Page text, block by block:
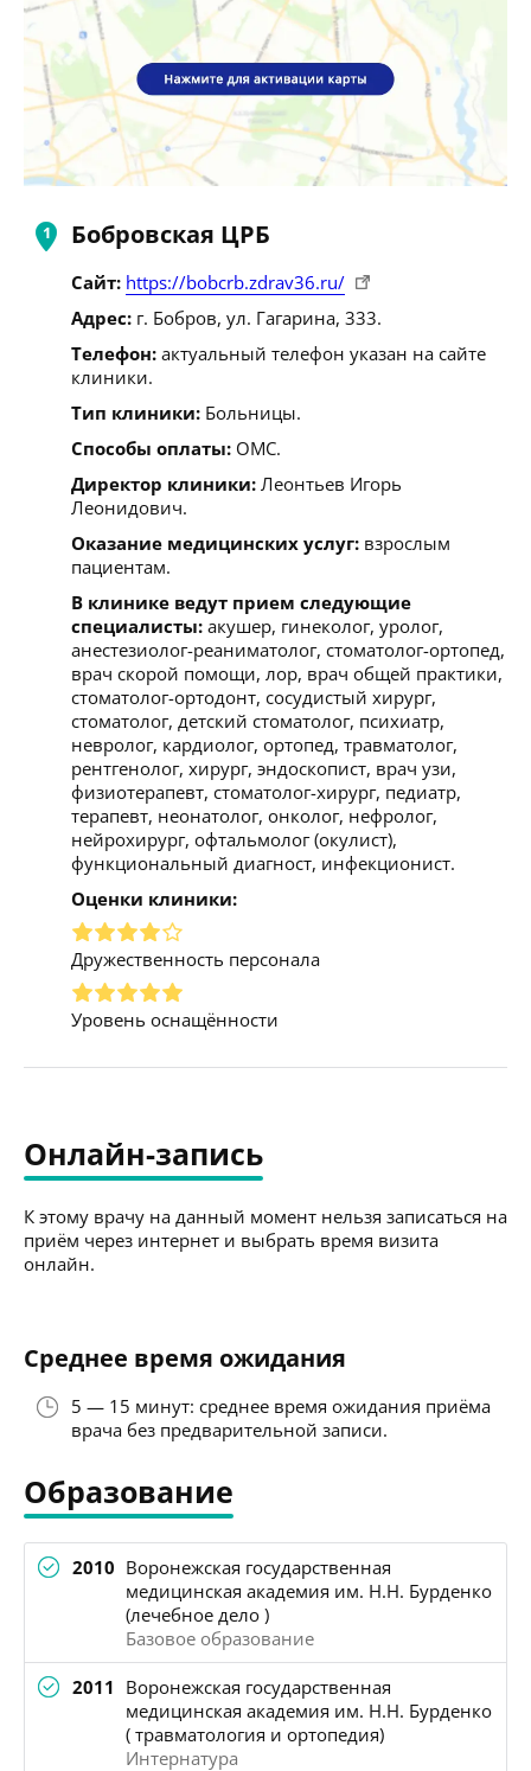
Бобровская ЦРБ
Сайт: https://bobcrb.zdrav36.ru/
Адрес: г. Бобров, ул. Гагарина, 333.
Телефон: актуальный телефон указан на сайте
клиники.
Тип клиники: Больницы.
Способы оплаты: ОМС.
Директор клиники: Леонтьев Игорь
Леонидович.
Оказание медицинских услуг: взрослым
пациентам.
В клинике ведут прием следующие
специалисты: акушер, гинеколог, уролог,
анестезиолог-реаниматолог, стоматолог-ортопед,
врач скорой помощи, лор, врач общей практики,
стоматолог-ортодонт, сосудистый хирург,
стоматолог, детский стоматолог, психиатр,
невролог, кардиолог, ортопед, травматолог,
рентгенолог, хирург, эндоскопист, врач узи,
физиотерапевт, стоматолог-хирург, педиатр,
терапевт, неонатолог, онколог, нефролог,
нейрохирург, офтальмолог (окулист),
функциональный диагност, инфекционист.
Оценки клиники:
Дружественность персонала
Уровень оснащённости
Онлайн-запись
К этому врачу на данный момент нельзя записаться на
приём через интернет и выбрать время визита
онлайн.
Среднее время ожидания
5 — 15 минут: среднее время ожидания приёма
врача без предварительной записи.
Образование
2010 Воронежская государственная
медицинская академия им. Н.Н. Бурденко
(лечебное дело )
Базовое образование
2011 Воронежская государственная
медицинская академия им. Н.Н. Бурденко
( травматология и ортопедия)
Интернатура